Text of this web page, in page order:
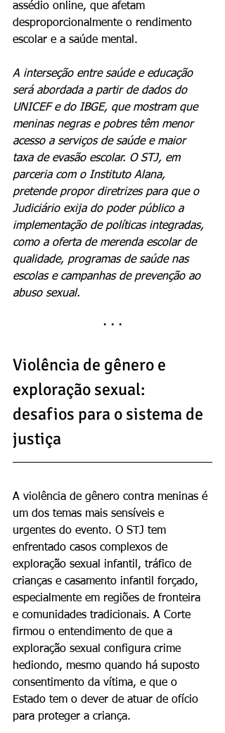
assédio online, que afetam
desproporcionalmente o rendimento
escolar e a saúde mental.
A interseção entre saúde e educação
será abordada a partir de dados do
UNICEF e do IBGE, que mostram que
meninas negras e pobres têm menor
acesso a serviços de saúde e maior
taxa de evasão escolar. O STJ, em
parceria com o Instituto Alana,
pretende propor diretrizes para que o
Judiciário exija do poder público a
implementação de políticas integradas,
como a oferta de merenda escolar de
qualidade, programas de saúde nas
escolas e campanhas de prevenção ao
abuso sexual.
· · ·
Violência de gênero e
exploração sexual:
desafios para o sistema de
justiça
A violência de gênero contra meninas é
um dos temas mais sensíveis e
urgentes do evento. O STJ tem
enfrentado casos complexos de
exploração sexual infantil, tráfico de
crianças e casamento infantil forçado,
especialmente em regiões de fronteira
e comunidades tradicionais. A Corte
firmou o entendimento de que a
exploração sexual configura crime
hediondo, mesmo quando há suposto
consentimento da vítima, e que o
Estado tem o dever de atuar de ofício
para proteger a criança.